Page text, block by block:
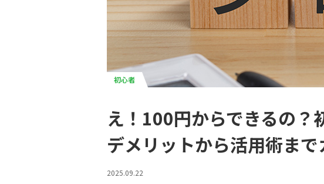
初心者
え！100円からできるの？
デメリットから活用術ま
2025.09.22